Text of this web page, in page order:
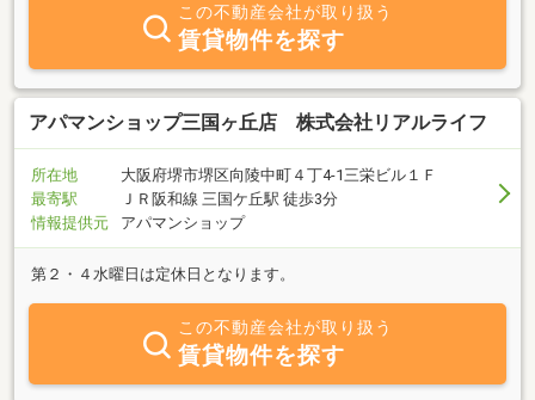
この不動産会社が取り扱う
賃貸物件を探す
アパマンショップ三国ヶ丘店 株式会社リアルライフ
所在地
大阪府堺市堺区向陵中町４丁4-1三栄ビル１Ｆ
最寄駅
ＪＲ阪和線 三国ケ丘駅 徒歩3分
情報提供元
アパマンショップ
第２・４水曜日は定休日となります。
この不動産会社が取り扱う
賃貸物件を探す